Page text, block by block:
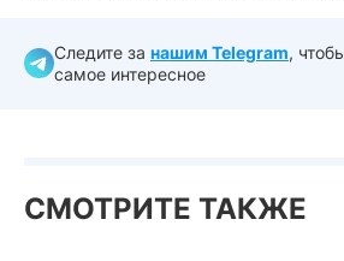
Следите за нашим Telegram,
самое интересное
СМОТРИТЕ ТАКЖЕ